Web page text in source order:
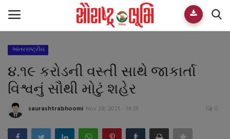
Home
E-paper
Videos
Who We Are
આંતરરાષ્ટ્રીય
૪.૧૯ કરોડની વસ્તી સાથે જાકાર્તા
વિશ્વનું સૌથી મોટું શહેર
saurashtrabhoomi Nov 28, 2025 - 14:39 0